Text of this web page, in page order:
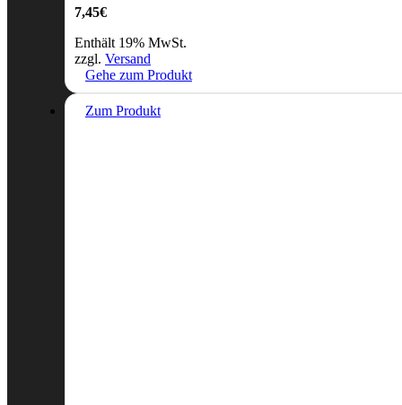
7,45€
Enthält 19% MwSt.
zzgl. Versand
Gehe zum Produkt
Zum Produkt